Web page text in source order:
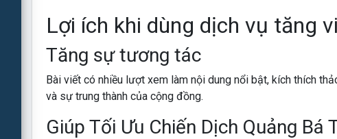
Lợi ích khi dùng dịch vụ tăng
Tăng sự tương tác
Bài viết có nhiều lượt xem làm nội dung nổi bật, kích thích
và sự trung thành của cộng đồng.
Giúp Tối Ưu Chiến Dịch Quảng Bá